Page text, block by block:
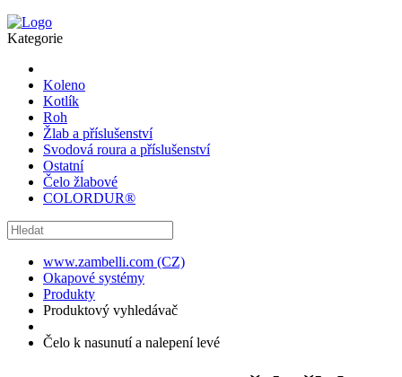
Kategorie
Koleno
Kotlík
Roh
Žlab a příslušenství
Svodová roura a příslušenství
Ostatní
Čelo žlabové
COLORDUR®
www.zambelli.com (CZ)
Okapové systémy
Produkty
Produktový vyhledávač
Čelo k nasunutí a nalepení levé